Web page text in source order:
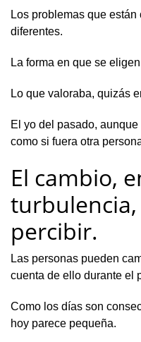
Los problemas que
diferentes.
La forma en que se
Lo que valoraba, quizás
El yo del pasado,
como si fuera otra
El cambio,
percibir.
Las personas pueden
cuenta de ello durante el
Como los días son
hoy parece pequeña.